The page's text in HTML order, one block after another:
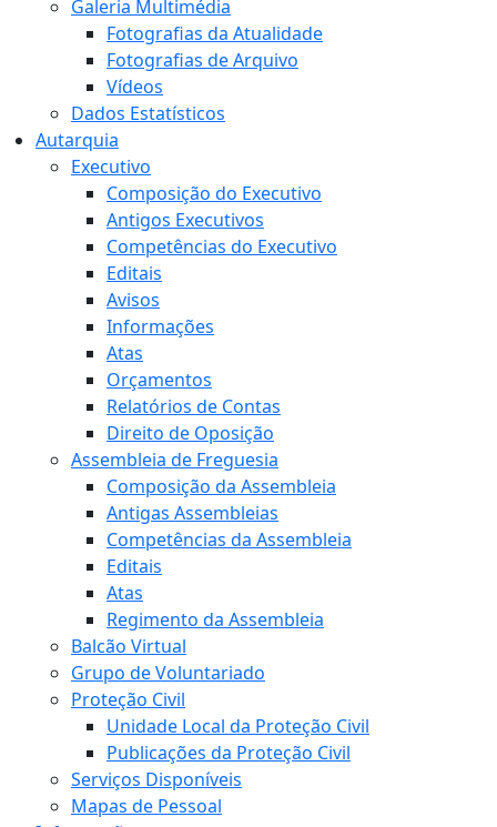
Galeria Multimédia
Fotografias da Atualidade
Fotografias de Arquivo
Vídeos
Dados Estatísticos
Autarquia
Executivo
Composição do Executivo
Antigos Executivos
Competências do Executivo
Editais
Avisos
Informações
Atas
Orçamentos
Relatórios de Contas
Direito de Oposição
Assembleia de Freguesia
Composição da Assembleia
Antigas Assembleias
Competências da Assembleia
Editais
Atas
Regimento da Assembleia
Balcão Virtual
Grupo de Voluntariado
Proteção Civil
Unidade Local da Proteção Civil
Publicações da Proteção Civil
Serviços Disponíveis
Mapas de Pessoal